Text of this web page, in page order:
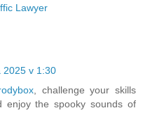
Lawyer
2025 v 1:30
, challenge your skills
enjoy the spooky sounds of